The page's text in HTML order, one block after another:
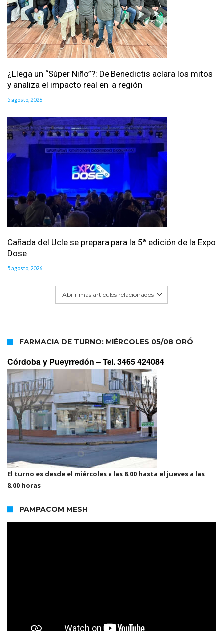
¿Llega un “Súper Niño”?: De Benedictis aclara los mitos
y analiza el impacto real en la región
5 agosto, 2026
Cañada del Ucle se prepara para la 5ª edición de la Expo
Dose
5 agosto, 2026
Abrir mas artículos relacionados
FARMACIA DE TURNO: MIÉRCOLES 05/08 ORÓ
Córdoba y Pueyrredón –Tel. 3465 424084
El turno es desde el miércoles a las 8.00 hasta el jueves a las
8.00 horas
PAMPACOM MESH